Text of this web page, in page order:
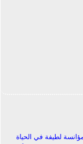
لطيفة في الحياة